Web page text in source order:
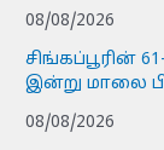
08/08/2026
சிங்கப்பூரின்
இன்று மாலை
08/08/2026